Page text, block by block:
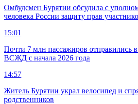
Омбудсмен Бурятии обсудила с
человека России защиту прав
15:01
Почти 7 млн пассажиров отправились
ВСЖД с начала 2026 года
14:57
Житель Бурятии украл велосипед и
родственников